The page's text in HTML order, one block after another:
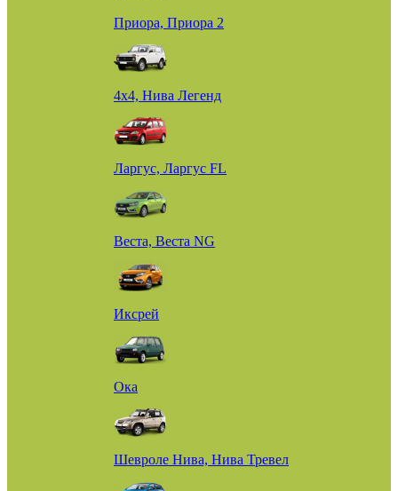
Приора, Приора 2
4х4, Нива Легенд
Ларгус, Ларгус FL
Веста, Веста NG
Иксрей
Ока
Шевроле Нива, Нива Тревел